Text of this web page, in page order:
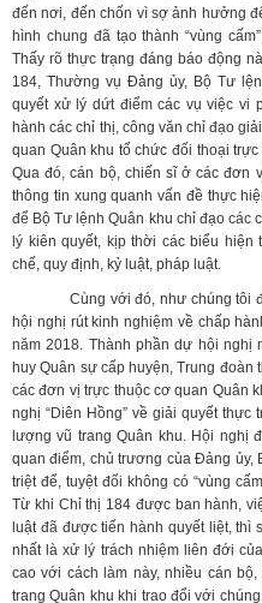
đến nơi, đến chốn vì sợ ảnh hưởng
hình chung đã tạo thành “vùng
Thấy rõ thực trạng đáng báo động
184, Thường vụ Đảng ủy, Bộ Tư
quyết xử lý dứt điểm các vụ việc vi
hành các chỉ thị, công văn chỉ đạo
quan Quân khu tổ chức đối thoại
Qua đó, cán bộ, chiến sĩ ở các đơn
thông tin xung quanh vấn đề thực
để Bộ Tư lệnh Quân khu chỉ đạo các
lý kiên quyết, kịp thời các biểu hiện
chế, quy định, kỷ luật, pháp luật.
Cùng với đó, như chúng tôi
hội nghị rút kinh nghiệm về chấp
năm 2018. Thành phần dự hội nghị
huy Quân sự cấp huyện, Trung đoàn
các đơn vị trực thuộc cơ quan Quân
nghị “Diên Hồng” về giải quyết
lượng vũ trang Quân khu. Hội nghị
quan điểm, chủ trương của Đảng ủy,
triệt để, tuyệt đối không có “vùng
Từ khi Chỉ thị 184 được ban hành,
luật đã được tiến hành quyết liệt, thì
nhất là xử lý trách nhiệm liên đới
cao với cách làm này, nhiều cán
trang Quân khu khi trao đổi với